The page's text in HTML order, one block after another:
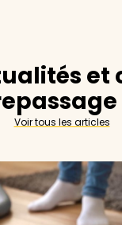
et
Voir tous les articles